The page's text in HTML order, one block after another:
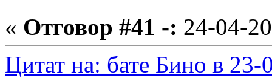
« Отговор #41 -: 24-04-
Цитат на: бате Бино в